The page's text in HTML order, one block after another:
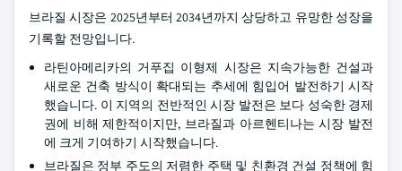
브라질 시장은 2025년부터 2034년까지 상당하고 유망한 성장을
기록할 전망입니다.
라틴아메리카의 거푸집 이형제 시장은 지속가능한 건설과
새로운 건축 방식이 확대되는 추세에 힘입어 발전하기 시작
했습니다. 이 지역의 전반적인 시장 발전은 보다 성숙한 경제
권에 비해 제한적이지만, 브라질과 아르헨티나는 시장 발전
에 크게 기여하기 시작했습니다.
브라질은 정부 주도의 저렴한 주택 및 친환경 건설 정책에 힘